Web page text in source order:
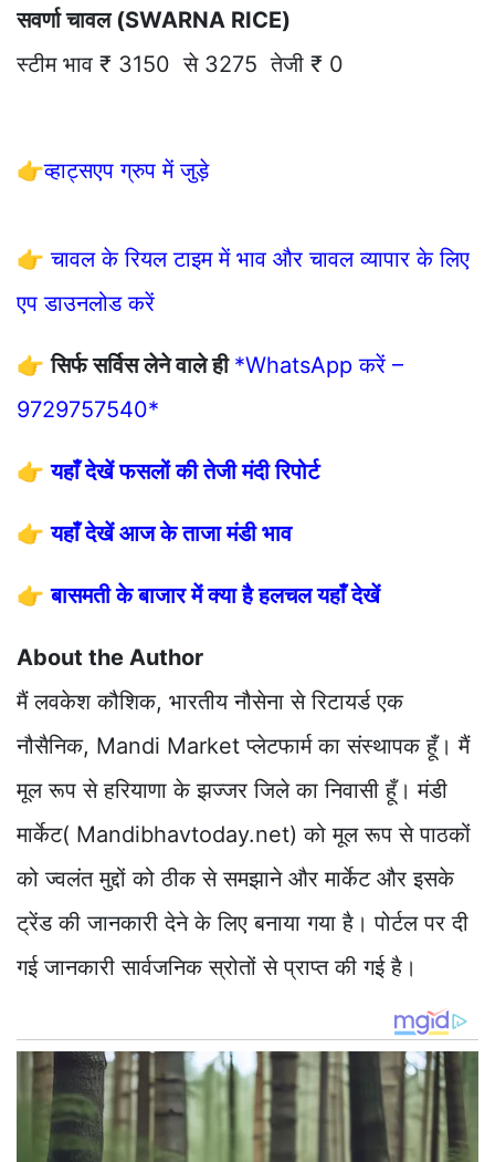
सवर्णा चावल (SWARNA RICE)
स्टीम भाव ₹ 3150 से 3275 तेजी ₹ 0
👉व्हाट्सएप ग्रुप में जुड़े
👉चावल के रियल टाइम में भाव और चावल व्यापार के लिए
एप डाउनलोड करें
👉सिर्फ सर्विस लेने वाले ही *WhatsApp करें –
9729757540*
👉यहाँ देखें फसलों की तेजी मंदी रिपोर्ट
👉यहाँ देखें आज के ताजा मंडी भाव
👉बासमती के बाजार में क्या है हलचल यहाँ देखें
About the Author
मैं लवकेश कौशिक, भारतीय नौसेना से रिटायर्ड एक
नौसैनिक, Mandi Market प्लेटफार्म का संस्थापक हूँ। मैं
मूल रूप से हरियाणा के झज्जर जिले का निवासी हूँ। मंडी
मार्केट( Mandibhavtoday.net) को मूल रूप से पाठकों
को ज्वलंत मुद्दों को ठीक से समझाने और मार्केट और इसके
ट्रेंड की जानकारी देने के लिए बनाया गया है। पोर्टल पर दी
गई जानकारी सार्वजनिक स्रोतों से प्राप्त की गई है।